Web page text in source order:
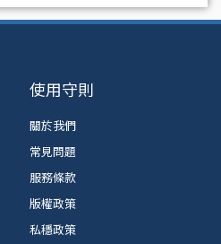
使用守則
關於我們
常見問題
服務條款
版權政策
私穩政策